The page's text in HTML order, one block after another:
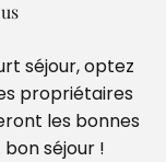
séjour, optez
propriétaires
les bonnes
séjour !